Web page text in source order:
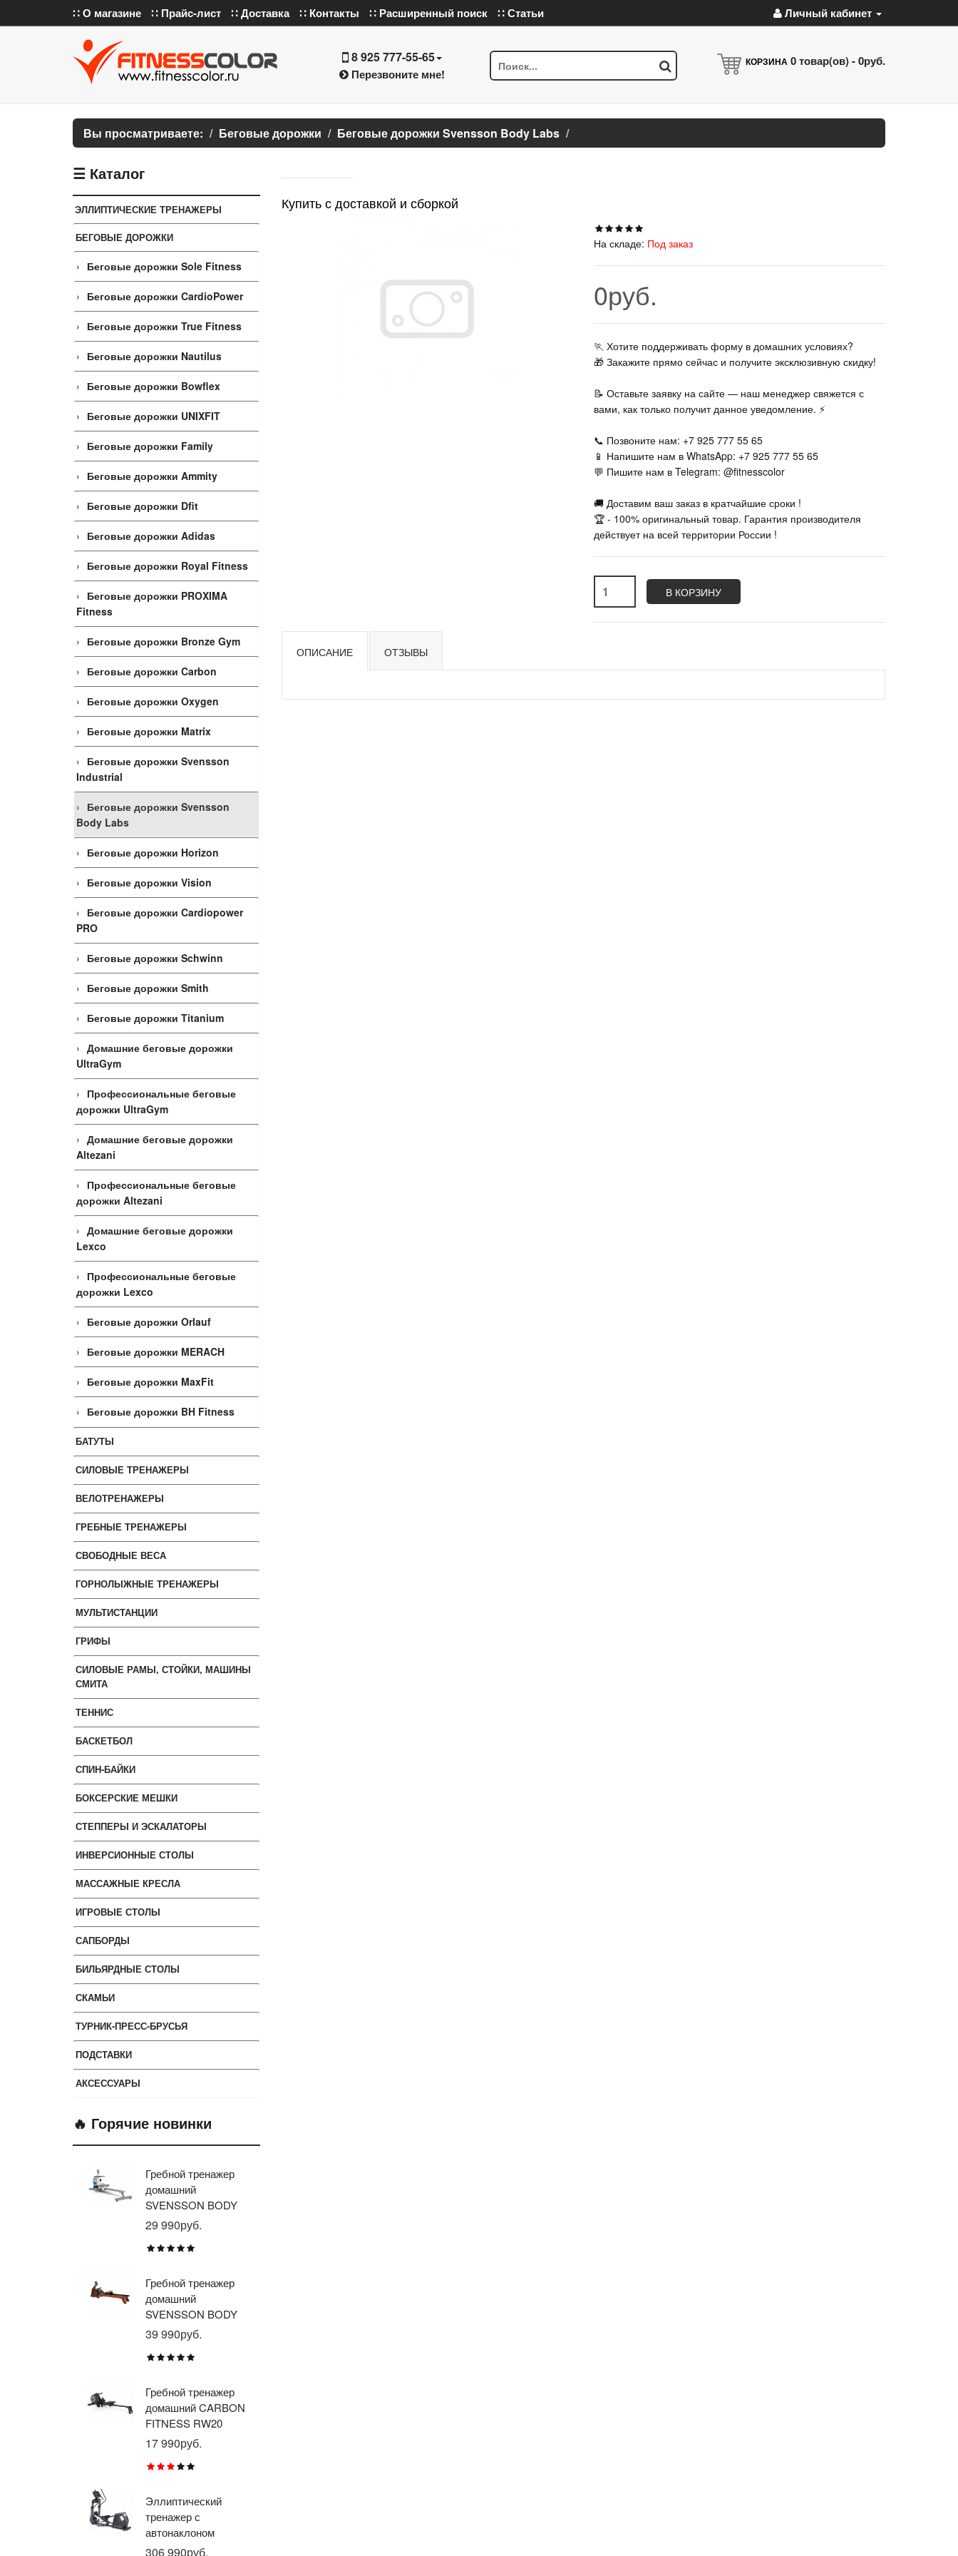
∷ О магазине ∷ Прайс-лист ∷ Доставка ∷ Контакты ∷ Расширенный поиск ∷ Статьи Личный кабинет
8 925 777-55-65
Перезвоните мне!
КОРЗИНА 0товар(ов) -0руб.
Вы просматриваете: Беговые дорожки Беговые дорожки Svensson Body Labs
☰ Каталог
ЭЛЛИПТИЧЕСКИЕ ТРЕНАЖЕРЫ
БЕГОВЫЕ ДОРОЖКИ
Беговые дорожки Sole Fitness
Беговые дорожки CardioPower
Беговые дорожки True Fitness
Беговые дорожки Nautilus
Беговые дорожки Bowflex
Беговые дорожки UNIXFIT
Беговые дорожки Family
Беговые дорожки Ammity
Беговые дорожки Dfit
Беговые дорожки Adidas
Беговые дорожки Royal Fitness
Беговые дорожки PROXIMA
Fitness
Беговые дорожки Bronze Gym
Беговые дорожки Carbon
Беговые дорожки Oxygen
Беговые дорожки Matrix
Беговые дорожки Svensson
Industrial
Беговые дорожки Svensson
Body Labs
Беговые дорожки Horizon
Беговые дорожки Vision
Беговые дорожки Cardiopower
PRO
Беговые дорожки Schwinn
Беговые дорожки Smith
Беговые дорожки Titanium
Домашние беговые дорожки
UltraGym
Профессиональные беговые
дорожки UltraGym
Домашние беговые дорожки
Altezani
Профессиональные беговые
дорожки Altezani
Домашние беговые дорожки
Lexco
Профессиональные беговые
дорожки Lexco
Беговые дорожки Orlauf
Беговые дорожки MERACH
Беговые дорожки MaxFit
Беговые дорожки BH Fitness
БАТУТЫ
СИЛОВЫЕ ТРЕНАЖЕРЫ
ВЕЛОТРЕНАЖЕРЫ
ГРЕБНЫЕ ТРЕНАЖЕРЫ
СВОБОДНЫЕ ВЕСА
ГОРНОЛЫЖНЫЕ ТРЕНАЖЕРЫ
МУЛЬТИСТАНЦИИ
ГРИФЫ
СИЛОВЫЕ РАМЫ, СТОЙКИ, МАШИНЫ
СМИТА
ТЕННИС
БАСКЕТБОЛ
СПИН-БАЙКИ
БОКСЕРСКИЕ МЕШКИ
СТЕППЕРЫ И ЭСКАЛАТОРЫ
ИНВЕРСИОННЫЕ СТОЛЫ
МАССАЖНЫЕ КРЕСЛА
ИГРОВЫЕ СТОЛЫ
САПБОРДЫ
БИЛЬЯРДНЫЕ СТОЛЫ
СКАМЬИ
ТУРНИК-ПРЕСС-БРУСЬЯ
ПОДСТАВКИ
АКСЕССУАРЫ
🔥 Горячие новинки
Гребной тренажер
домашний
SVENSSON BODY
LABS WHEELO
29 990руб.
Гребной тренажер
домашний
SVENSSON BODY
LABS WAVERUN
39 990руб.
Гребной тренажер
домашний CARBON
FITNESS RW20
17 990руб.
Эллиптический
тренажер с
автонаклоном
профессиональный
306 990руб.
Купить с доставкой и сборкой
На складе: Под заказ
0руб.
🏃‍ Хотите поддерживать форму в домашних условиях?
🎁 Закажите прямо сейчас и получите эксклюзивную скидку!
📝 Оставьте заявку на сайте — наш менеджер свяжется с
вами, как только получит данное уведомление. ⚡
📞 Позвоните нам: +7 925 777 55 65
📱 Напишите нам в WhatsApp: +7 925 777 55 65
💬 Пишите нам в Telegram: @fitnesscolor
🚚 Доставим ваш заказ в кратчайшие сроки !
🏆 - 100% оригинальный товар. Гарантия производителя
действует на всей территории России !
В КОРЗИНУ
ОПИСАНИЕ ОТЗЫВЫ